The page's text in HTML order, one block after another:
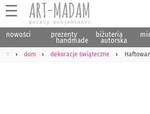
☰
nowości prezenty
handmade
biżuteria
autorska
♡ dom dekoracje świąteczne